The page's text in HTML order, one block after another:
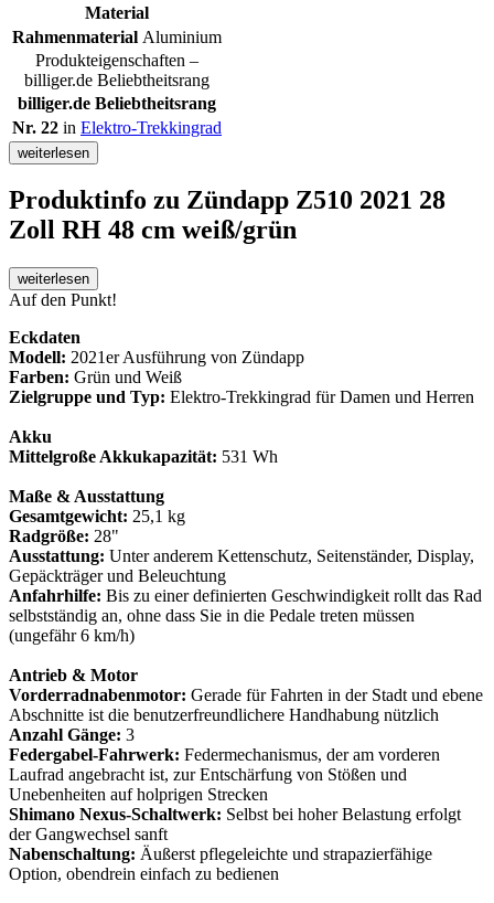
Material
Rahmenmaterial Aluminium
Produkteigenschaften –
billiger.de Beliebtheitsrang
billiger.de Beliebtheitsrang
Nr. 22 in Elektro-Trekkingrad
weiterlesen
Produktinfo zu Zündapp Z510 2021 28
Zoll RH 48 cm weiß/grün
weiterlesen
Auf den Punkt!
Eckdaten
Modell: 2021er Ausführung von Zündapp
Farben: Grün und Weiß
Zielgruppe und Typ: Elektro-Trekkingrad für Damen und Herren
Akku
Mittelgroße Akkukapazität: 531 Wh
Maße & Ausstattung
Gesamtgewicht: 25,1 kg
Radgröße: 28"
Ausstattung: Unter anderem Kettenschutz, Seitenständer, Display,
Gepäckträger und Beleuchtung
Anfahrhilfe: Bis zu einer definierten Geschwindigkeit rollt das Rad
selbstständig an, ohne dass Sie in die Pedale treten müssen
(ungefähr 6 km/h)
Antrieb & Motor
Vorderradnabenmotor: Gerade für Fahrten in der Stadt und ebene
Abschnitte ist die benutzerfreundlichere Handhabung nützlich
Anzahl Gänge: 3
Federgabel-Fahrwerk: Federmechanismus, der am vorderen
Laufrad angebracht ist, zur Entschärfung von Stößen und
Unebenheiten auf holprigen Strecken
Shimano Nexus-Schaltwerk: Selbst bei hoher Belastung erfolgt
der Gangwechsel sanft
Nabenschaltung: Äußerst pflegeleichte und strapazierfähige
Option, obendrein einfach zu bedienen